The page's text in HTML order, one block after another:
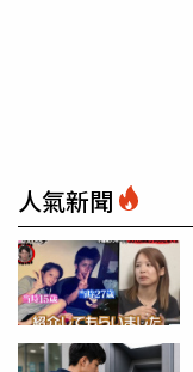
人氣新聞